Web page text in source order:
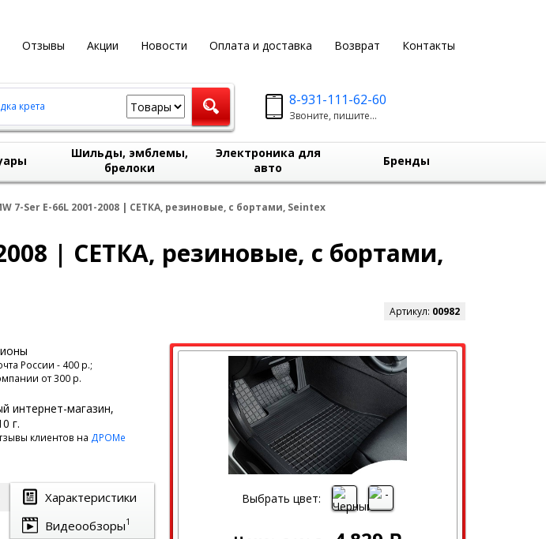
Отзывы Акции Новости Оплата и доставка Возврат Контакты
8-931-111-62-60
Звоните, пишите...
крета
Шильды, эмблемы,
брелоки
Электроника для
авто
Бренды
7-Ser E-66L 2001-2008 | СЕТКА, резиновые, с бортами, Seintex
| СЕТКА, резиновые, с бортами,
Артикул: 00982
Выбрать цвет:
России - 400 р.;
от 300 р.
магазин,
г.
клиентов на ДРОМе
Характеристики
Видеообзоры1